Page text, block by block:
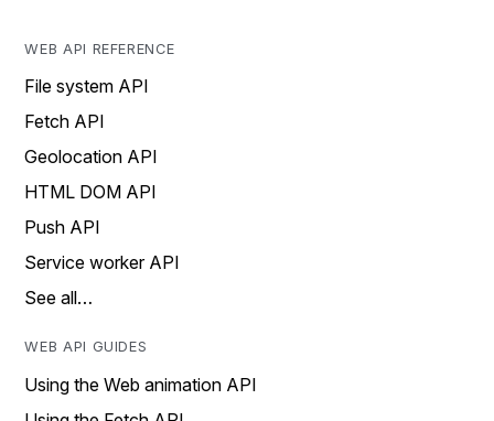
WEB API REFERENCE
File system API
Fetch API
Geolocation API
HTML DOM API
Push API
Service worker API
See all…
WEB API GUIDES
Using the Web animation API